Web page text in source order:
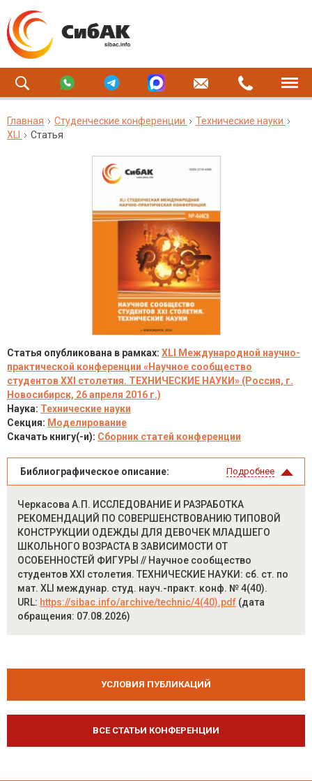
Главная Студенческие конференции
Технические науки
XLI
Статья
Статья опубликована в рамках: XLI Международной научно-
практической конференции «Научное сообщество
студентов XXI столетия. ТЕХНИЧЕСКИЕ НАУКИ» (Россия, г.
Новосибирск, 26 апреля 2016 г.)
Наука: Технические науки
Секция: Моделирование
Скачать книгу(-и): Сборник статей конференции
Библиографическое описание: Подробнее
Черкасова А.П. ИССЛЕДОВАНИЕ И РАЗРАБОТКА
РЕКОМЕНДАЦИЙ ПО СОВЕРШЕНСТВОВАНИЮ ТИПОВОЙ
КОНСТРУКЦИИ ОДЕЖДЫ ДЛЯ ДЕВОЧЕК МЛАДШЕГО
ШКОЛЬНОГО ВОЗРАСТА В ЗАВИСИМОСТИ ОТ
ОСОБЕННОСТЕЙ ФИГУРЫ // Научное сообщество
студентов XXI столетия. ТЕХНИЧЕСКИЕ НАУКИ: сб. ст. по
мат. XLI междунар. студ. науч.-практ. конф. № 4(40).
URL: https://sibac.info/archive/technic/4(40).pdf (дата
обращения: 07.08.2026)
УСЛОВИЯ ПУБЛИКАЦИЙ
ВСЕ СТАТЬИ КОНФЕРЕНЦИИ